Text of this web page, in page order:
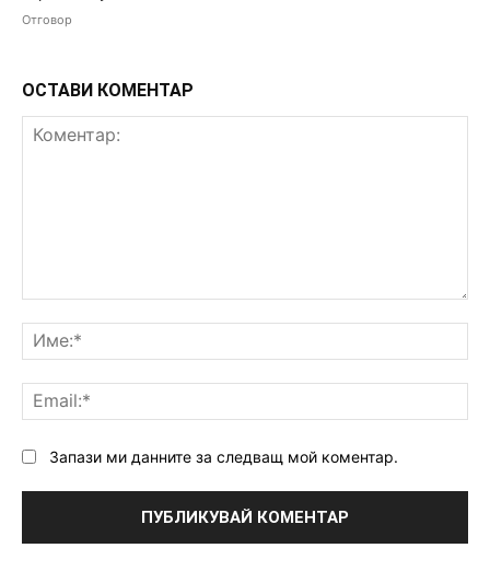
Отговор
ОСТАВИ КОМЕНТАР
Запази ми данните за следващ мой коментар.